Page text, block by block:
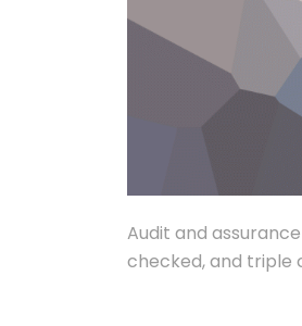
Audit and
checked, and triple